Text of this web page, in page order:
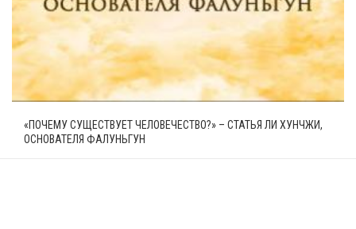
«ПОЧЕМУ СУЩЕСТВУЕТ ЧЕЛОВЕЧЕСТВО?» – СТАТЬЯ ЛИ ХУНЧЖИ,
ОСНОВАТЕЛЯ ФАЛУНЬГУН